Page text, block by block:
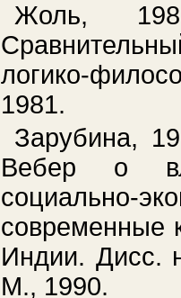
Жоль,
логико-
1981.
Зарубина,
Вебер о
социально-
современные
Индии. Дисс.
М., 1990.